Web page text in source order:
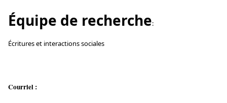
Équipe de recherche:
Écritures et interactions sociales
Courriel :